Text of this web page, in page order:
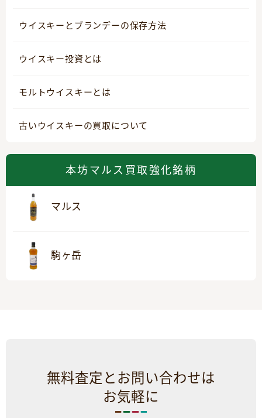
ウイスキーとブランデーの保存方法
ウイスキー投資とは
モルトウイスキーとは
古いウイスキーの買取について
本坊マルス買取強化銘柄
マルス
駒ヶ岳
無料査定とお問い合わせは
お気軽に